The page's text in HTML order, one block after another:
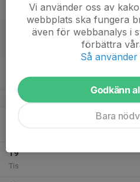
19
Tis
Vi använder oss av
webbplats ska fungera
även för webbanalys i
förbättra
Så
Godkänn
Bara